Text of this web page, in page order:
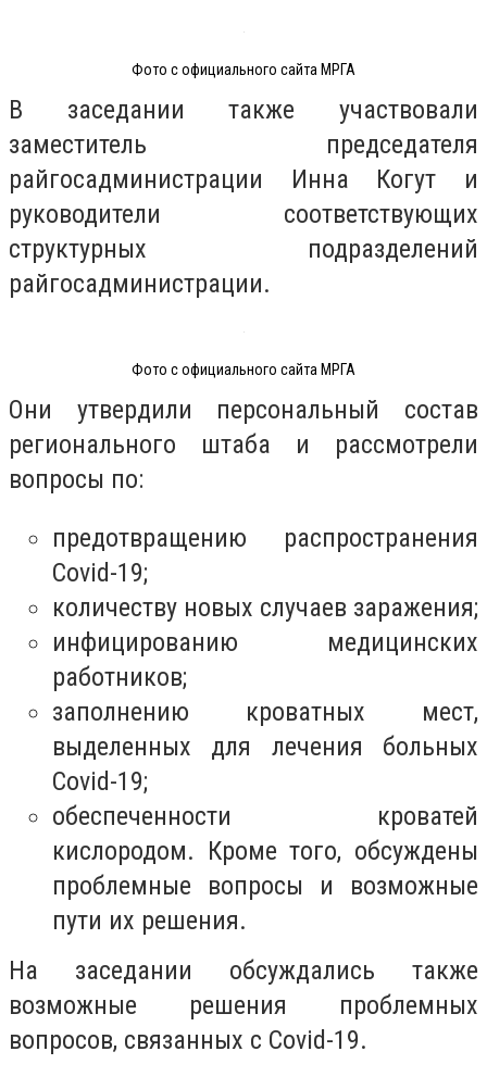
Фото с официального сайта МРГА
В заседании также участвовали
заместитель председателя
райгосадминистрации Инна Когут и
руководители соответствующих
структурных подразделений
райгосадминистрации.
Фото с официального сайта МРГА
Они утвердили персональный состав
регионального штаба и рассмотрели
вопросы по:
предотвращению распространения
Covid-19;
количеству новых случаев заражения;
инфицированию медицинских
работников;
заполнению кроватных мест,
выделенных для лечения больных
Covid-19;
обеспеченности кроватей
кислородом. Кроме того, обсуждены
проблемные вопросы и возможные
пути их решения.
На заседании обсуждались также
возможные решения проблемных
вопросов, связанных с Covid-19.